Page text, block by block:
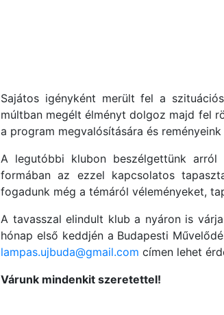
Sajátos igényként merült fel a
múltban megélt élményt dolgoz majd fel
a program megvalósítására és
A legutóbbi klubon beszélgettünk arról
formában az ezzel kapcsolatos
fogadunk még a témáról véleményeket,
A tavasszal elindult klub a nyáron is
hónap első keddjén a Budapesti
lampas.ujbuda@gmail.com címen lehet
Várunk mindenkit szeretettel!